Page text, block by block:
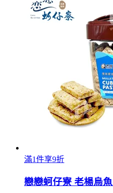
滿1件享9折
戀戀蚵仔寮 老楊烏